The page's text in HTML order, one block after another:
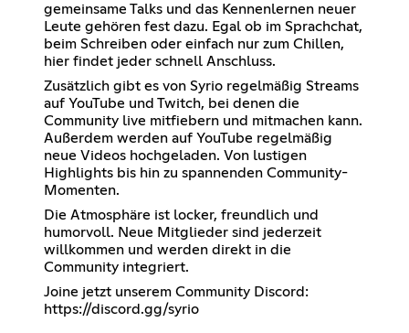
gemeinsame Talks und das Kennenlernen neuer
Leute gehören fest dazu. Egal ob im Sprachchat,
beim Schreiben oder einfach nur zum Chillen,
hier findet jeder schnell Anschluss.
Zusätzlich gibt es von Syrio regelmäßig Streams
auf YouTube und Twitch, bei denen die
Community live mitfiebern und mitmachen kann.
Außerdem werden auf YouTube regelmäßig
neue Videos hochgeladen. Von lustigen
Highlights bis hin zu spannenden Community-
Momenten.
Die Atmosphäre ist locker, freundlich und
humorvoll. Neue Mitglieder sind jederzeit
willkommen und werden direkt in die
Community integriert.
Joine jetzt unserem Community Discord:
https://discord.gg/syrio